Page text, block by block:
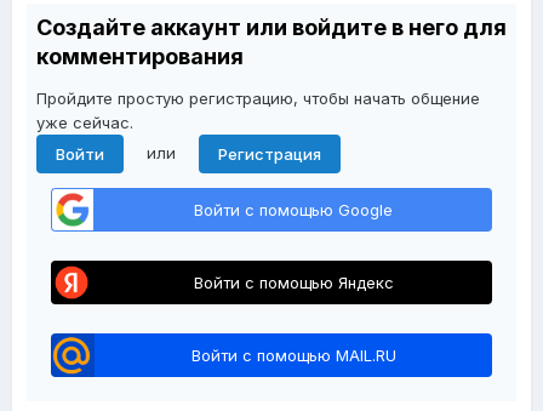
Создайте аккаунт или войдите в него для
комментирования
Пройдите простую регистрацию, чтобы начать общение
уже сейчас.
Войти
или Регистрация
Войти с помощью Google
Войти с помощью Яндекс
Войти с помощью MAIL.RU